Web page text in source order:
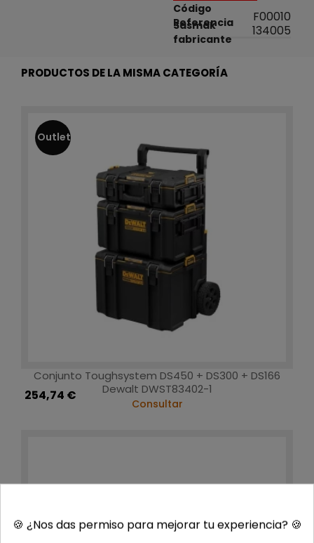
Código
Sasmak
F00010
Referencia
fabricante
134005
PRODUCTOS DE LA MISMA CATEGORÍA
Outlet
Conjunto Toughsystem DS450 + DS300 + DS166
Dewalt DWST83402-1
254,74 €
Consultar
🍪 ¿Nos das permiso para mejorar tu experiencia? 🍪